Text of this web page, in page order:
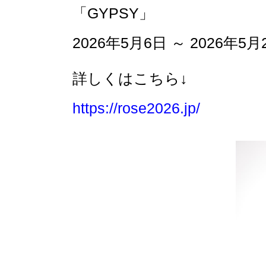
「GYPSY」
2026年5月6日 ～ 2026年5月
詳しくはこちら↓
https://rose2026.jp/